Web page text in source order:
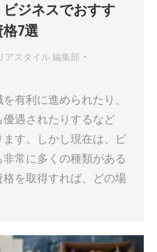
ビジネスでおすす
7選
アスタイル 編集部
有利に進められたり、
遇されたりするなど
す。しかし現在は、ビ
常に多くの種類がある
を取得すれば、どの場